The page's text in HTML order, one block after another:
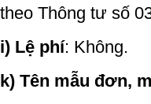
theo Thông tư số
i) Lệ phí: Không.
k) Tên mẫu đơn,